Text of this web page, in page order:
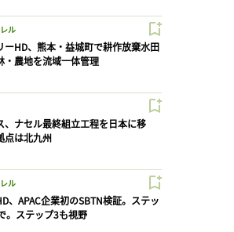
ル
ーHD、熊本・益城町で耕作放棄水田
・農地を流域一体管理
、ナセル最終組立工程を日本に移
点は北九州
ル
、APAC企業初のSBTN検証。ステッ
。ステップ3も視野